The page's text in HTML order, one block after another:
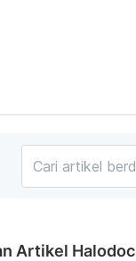
Artikel Halodoc